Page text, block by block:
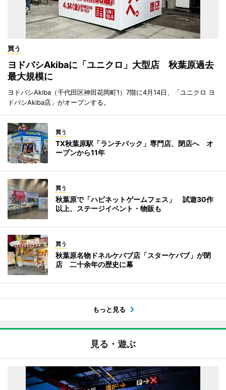
買う
ヨドバシAkibaに「ユニクロ」大型店 秋葉原過去
最大規模に
ヨドバシAkiba（千代田区神田花岡町1）7階に4月14日、「ユニクロ ヨ
ドバシAkiba店」がオープンする。
買う
TX秋葉原駅「ランチパック」専門店、閉店へ オ
ープンから11年
買う
秋葉原で「ハピネットゲームフェス」 試遊30作
以上、ステージイベント・物販も
買う
秋葉原名物ドネルケバブ店「スターケバブ」が閉
店 二十余年の歴史に幕
もっと見る
見る・遊ぶ